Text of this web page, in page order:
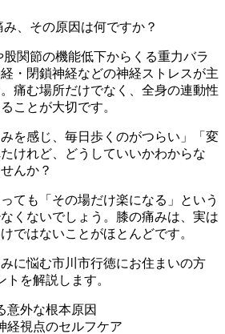
、その原因は何ですか？
関節の機能低下からくる重力バラ
・閉鎖神経などの神経ストレスが主
痛む場所だけでなく、全身の連動性
ことが大切です。
みを感じ、毎日歩くのがつらい」「変
けれど、どうしていいかわからな
んか？
ても「その場だけ楽になる」という
くないでしょう。膝の痛みは、実は
ではないことがほとんどです。
に悩む市川市行徳にお住まいの方
を解説します。
意外な根本原因
経視点のセルフケア